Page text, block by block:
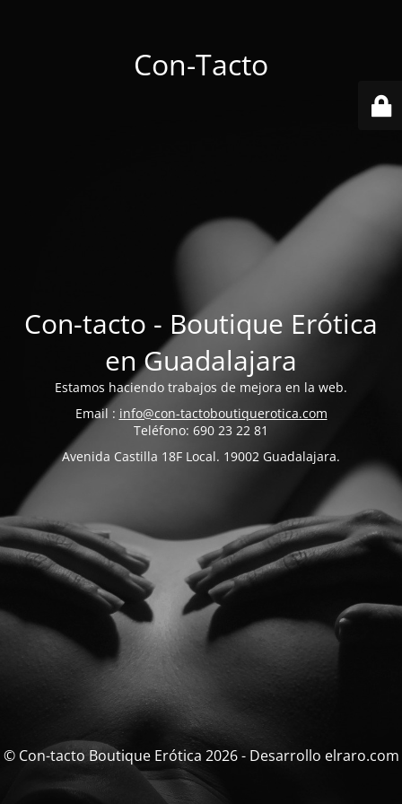
Con-Tacto
Con-tacto - Boutique Erótica
en Guadalajara
Estamos haciendo trabajos de mejora en la web.
Email : info@con-tactoboutiquerotica.com
Teléfono: 690 23 22 81
Avenida Castilla 18F Local. 19002 Guadalajara.
© Con-tacto Boutique Erótica 2026 - Desarrollo elraro.com